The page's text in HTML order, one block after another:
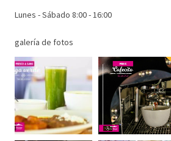
Lunes - Sábado 8:00 - 16:00
galería de fotos